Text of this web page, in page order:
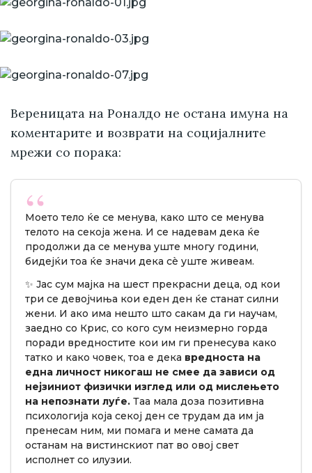
Вереницата на Роналдо не остана имуна на
коментарите и возврати на социјалните
мрежи со порака:
Моето тело ќе се менува, како што се менува
телото на секоја жена. И се надевам дека ќе
продолжи да се менува уште многу години,
бидејќи тоа ќе значи дека сè уште живеам.
✨ Јас сум мајка на шест прекрасни деца, од кои
три се девојчиња кои еден ден ќе станат силни
жени. И ако има нешто што сакам да ги научам,
заедно со Крис, со кого сум неизмерно горда
поради вредностите кои им ги пренесува како
татко и како човек, тоа е дека вредноста на
една личност никогаш не смее да зависи од
нејзиниот физички изглед или од мислењето
на непознати луѓе. Таа мала доза позитивна
психологија која секој ден се трудам да им ја
пренесам ним, ми помага и мене самата да
останам на вистинскиот пат во овој свет
исполнет со илузии.